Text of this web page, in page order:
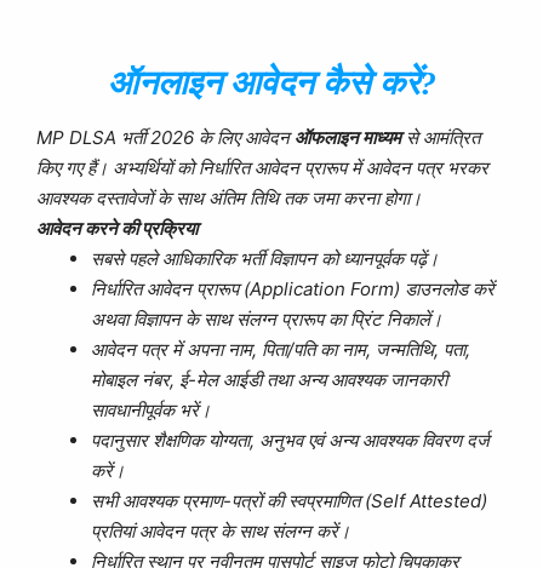
ऑनलाइन आवेदन कैसे करें?
MP DLSA भर्ती 2026 के लिए आवेदनऑफलाइन माध्यमसे आमंत्रित
किए गए हैं। अभ्यर्थियों को निर्धारित आवेदन प्रारूप में आवेदन पत्र भरकर
आवश्यक दस्तावेजों के साथ अंतिम तिथि तक जमा करना होगा।
आवेदन करने की प्रक्रिया
सबसे पहले आधिकारिक भर्ती विज्ञापन को ध्यानपूर्वक पढ़ें।
निर्धारित आवेदन प्रारूप (Application Form) डाउनलोड करें
अथवा विज्ञापन के साथ संलग्न प्रारूप का प्रिंट निकालें।
आवेदन पत्र में अपना नाम, पिता/पति का नाम, जन्मतिथि, पता,
मोबाइल नंबर, ई-मेल आईडी तथा अन्य आवश्यक जानकारी
सावधानीपूर्वक भरें।
पदानुसार शैक्षणिक योग्यता, अनुभव एवं अन्य आवश्यक विवरण दर्ज
करें।
सभी आवश्यक प्रमाण-पत्रों की स्वप्रमाणित (Self Attested)
प्रतियां आवेदन पत्र के साथ संलग्न करें।
निर्धारित स्थान पर नवीनतम पासपोर्ट साइज फोटो चिपकाकर